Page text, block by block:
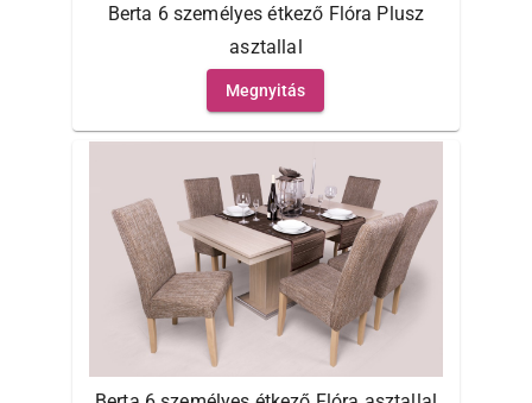
Berta 6 személyes étkező Flóra Plusz
asztallal
Megnyitás